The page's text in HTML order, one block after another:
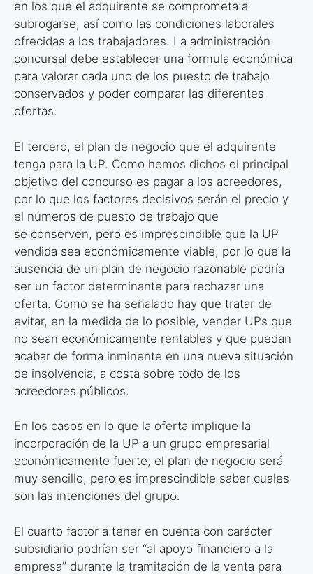
en los que el adquirente se comprometa a
subrogarse, así como las condiciones laborales
ofrecidas a los trabajadores. La administración
concursal debe establecer una formula económica
para valorar cada uno de los puesto de trabajo
conservados y poder comparar las diferentes
ofertas.
El tercero, el plan de negocio que el adquirente
tenga para la UP. Como hemos dichos el principal
objetivo del concurso es pagar a los acreedores,
por lo que los factores decisivos serán el precio y
el números de puesto de trabajo que
se conserven, pero es imprescindible que la UP
vendida sea económicamente viable, por lo que la
ausencia de un plan de negocio razonable podría
ser un factor determinante para rechazar una
oferta. Como se ha señalado hay que tratar de
evitar, en la medida de lo posible, vender UPs que
no sean económicamente rentables y que puedan
acabar de forma inminente en una nueva situación
de insolvencia, a costa sobre todo de los
acreedores públicos.
En los casos en lo que la oferta implique la
incorporación de la UP a un grupo empresarial
económicamente fuerte, el plan de negocio será
muy sencillo, pero es imprescindible saber cuales
son las intenciones del grupo.
El cuarto factor a tener en cuenta con carácter
subsidiario podrían ser “al apoyo financiero a la
empresa” durante la tramitación de la venta para